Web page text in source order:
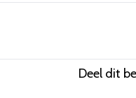
Deel dit